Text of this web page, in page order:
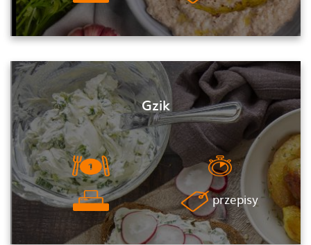
Gzik
przepisy